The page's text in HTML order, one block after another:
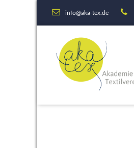
info@aka-tex.de